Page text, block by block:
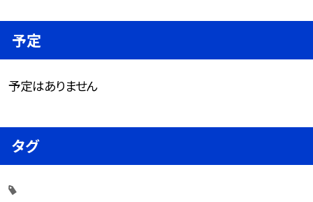
予定
予定はありません
タグ